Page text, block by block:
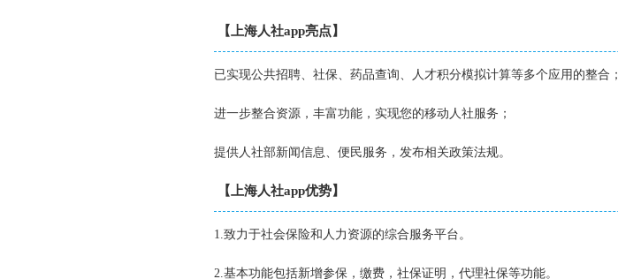
【上海人社app亮点】
已实现公共招聘、社保、药品查询、人才积分模拟计算等多个应用的整合；
进一步整合资源，丰富功能，实现您的移动人社服务；
提供人社部新闻信息、便民服务，发布相关政策法规。
【上海人社app优势】
1.致力于社会保险和人力资源的综合服务平台。
2.基本功能包括新增参保，缴费，社保证明，代理社保等功能。